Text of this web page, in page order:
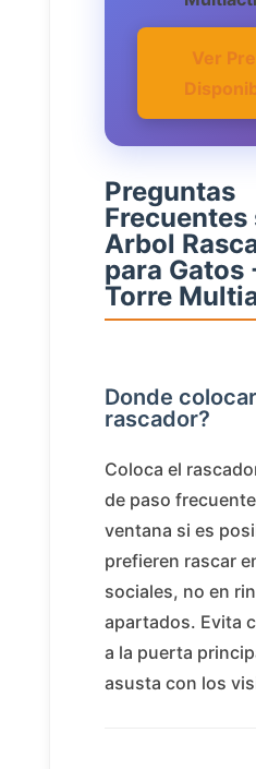
Ver
Preguntas
Frecuentes
Arbol
para Gatos
Torre
Donde
rascador?
Coloca el
de paso
ventana si es
prefieren rascar
sociales, no en
apartados. Evita
a la puerta
asusta con los